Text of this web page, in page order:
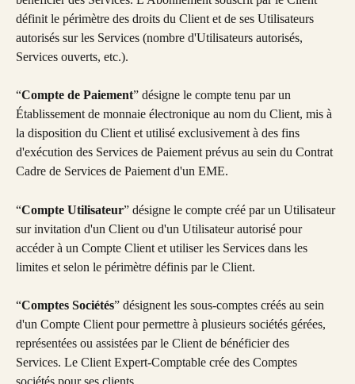
définit le périmètre des droits du Client et de ses Utilisateurs
autorisés sur les Services (nombre d'Utilisateurs autorisés,
Services ouverts, etc.).
“Compte de Paiement” désigne le compte tenu par un
Établissement de monnaie électronique au nom du Client, mis à
la disposition du Client et utilisé exclusivement à des fins
d'exécution des Services de Paiement prévus au sein du Contrat
Cadre de Services de Paiement d'un EME.
“Compte Utilisateur” désigne le compte créé par un Utilisateur
sur invitation d'un Client ou d'un Utilisateur autorisé pour
accéder à un Compte Client et utiliser les Services dans les
limites et selon le périmètre définis par le Client.
“Comptes Sociétés” désignent les sous-comptes créés au sein
d'un Compte Client pour permettre à plusieurs sociétés gérées,
représentées ou assistées par le Client de bénéficier des
Services. Le Client Expert-Comptable crée des Comptes
sociétés pour ses clients.